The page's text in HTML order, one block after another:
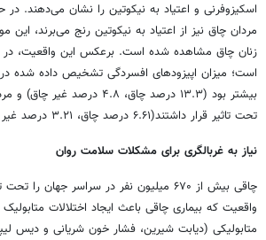
زنان چاق مشاهده شده است. برعکس این واقعیت،
تحت تاثیر قرار داشتند(۶.۶۱ درصد چاق، ۳.۲۱ درصد غیر چاق).
نیاز به غربالگری برای مشکلات سلامت روان
چاقی بیش از ۶۷۰ میلیون نفر در سراسر جهان
واقعیت که بیماری چاقی باعث ایجاد اختلالات
متابولیکی (دیابت شیرین، فشار خون شریانی و دیس